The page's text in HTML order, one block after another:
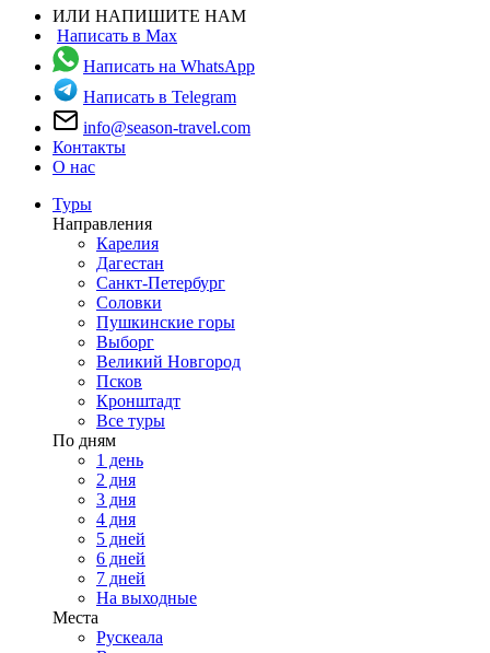
ИЛИ НАПИШИТЕ НАМ
Написать в Max
Написать на WhatsApp
Написать в Telegram
info@season-travel.com
Контакты
О нас
Туры
Направления
Карелия
Дагестан
Санкт-Петербург
Соловки
Пушкинские горы
Выборг
Великий Новгород
Псков
Кронштадт
Все туры
По дням
1 день
2 дня
3 дня
4 дня
5 дней
6 дней
7 дней
На выходные
Места
Рускеала